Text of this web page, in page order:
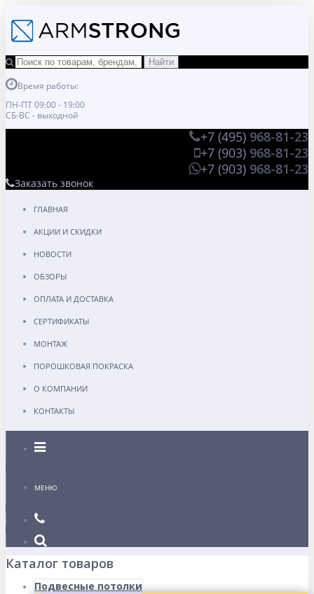
Время работы:
ПН-ПТ 09:00 - 19:00
СБ-ВС - выходной
+7 (495) 968-81-23
+7 (903) 968-81-23
+7 (903) 968-81-23
Заказать звонок
ГЛАВНАЯ
АКЦИИ И СКИДКИ
НОВОСТИ
ОБЗОРЫ
ОПЛАТА И ДОСТАВКА
СЕРТИФИКАТЫ
МОНТАЖ
ПОРОШКОВАЯ ПОКРАСКА
О КОМПАНИИ
КОНТАКТЫ
Каталог
МЕНЮ
Каталог товаров
Подвесные потолки